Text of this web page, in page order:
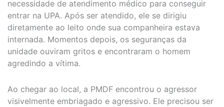
necessidade de atendimento médico para conseguir
entrar na UPA. Após ser atendido, ele se dirigiu
diretamente ao leito onde sua companheira estava
internada. Momentos depois, os seguranças da
unidade ouviram gritos e encontraram o homem
agredindo a vítima.
Ao chegar ao local, a PMDF encontrou o agressor
visivelmente embriagado e agressivo. Ele precisou ser